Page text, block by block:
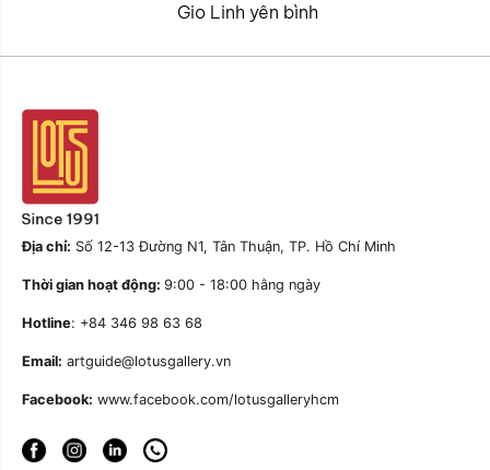
Gio Linh yên bình
Địa chỉ: Số 12-13 Đường N1, Tân Thuận, TP. Hồ Chí Minh
Thời gian hoạt động: 9:00 - 18:00 hằng ngày
Hotline: +84 346 98 63 68
Email: artguide@lotusgallery.vn
Facebook: www.facebook.com/lotusgalleryhcm